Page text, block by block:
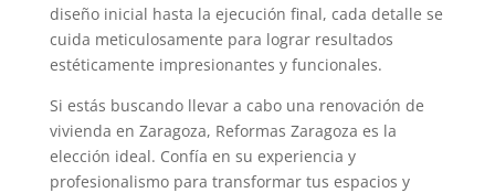
diseño inicial hasta la ejecución final, cada detalle se
cuida meticulosamente para lograr resultados
estéticamente impresionantes y funcionales.
Si estás buscando llevar a cabo una renovación de
vivienda en Zaragoza, Reformas Zaragoza es la
elección ideal. Confía en su experiencia y
profesionalismo para transformar tus espacios y